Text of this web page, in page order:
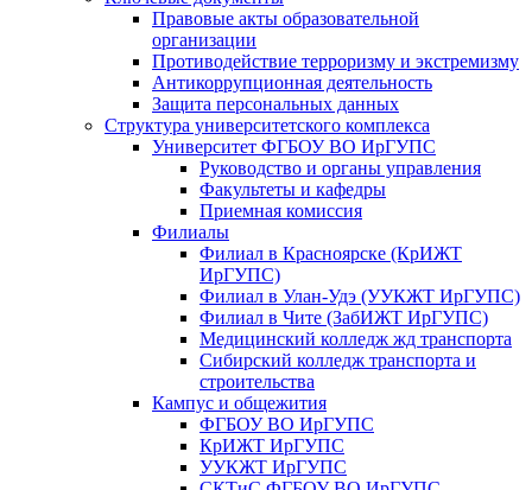
Правовые акты образовательной
организации
Противодействие терроризму и экстремизму
Антикоррупционная деятельность
Защита персональных данных
Структура университетского комплекса
Университет ФГБОУ ВО ИрГУПС
Руководство и органы управления
Факультеты и кафедры
Приемная комиссия
Филиалы
Филиал в Красноярске (КрИЖТ
ИрГУПС)
Филиал в Улан-Удэ (УУКЖТ ИрГУПС)
Филиал в Чите (ЗабИЖТ ИрГУПС)
Медицинский колледж жд транспорта
Сибирский колледж транспорта и
строительства
Кампус и общежития
ФГБОУ ВО ИрГУПС
КрИЖТ ИрГУПС
УУКЖТ ИрГУПС